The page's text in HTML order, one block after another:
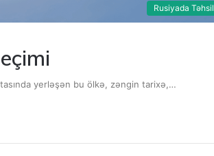
Rusiyada Təhsil
yerləşən bu ölkə, zəngin tarixə,…